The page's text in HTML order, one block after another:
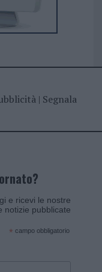
| Segnala
e ricevi le nostre
notizie pubblicate
* campo obbligatorio